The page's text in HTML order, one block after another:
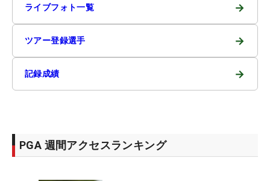
ライブフォト一覧 →
ツアー登録選手 →
記録成績 →
PGA 週間アクセスランキング